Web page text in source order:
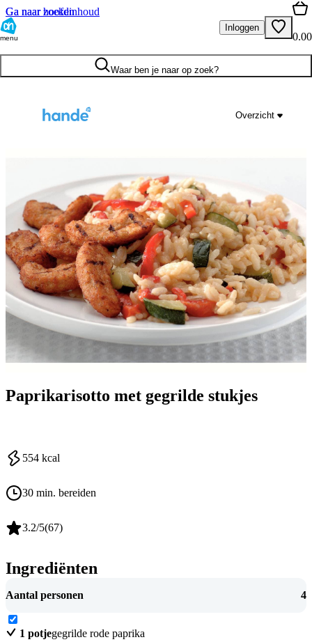
Ga naar hoofdinhoud
Ga naar zoeken
menu
Inloggen
0.00
Waar ben je naar op zoek?
Overzicht
Paprikarisotto met gegrilde stukjes
554 kcal
30 min. bereiden
3.2/5(67)
Ingrediënten
Aantal personen 4
1 potjegegrilde rode paprika